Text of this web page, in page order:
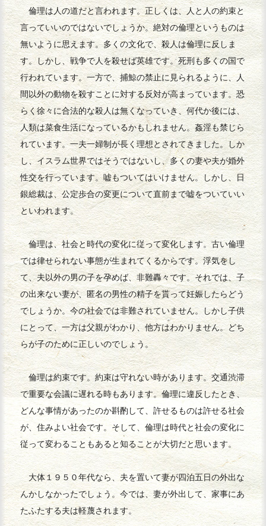
倫理は人の道だと言われます。正しくは、人と人の約束と
言っていいのではないでしょうか。絶対の倫理というものは
無いように思えます。多くの文化で、殺人は倫理に反しま
す。しかし、戦争で人を殺せば英雄です。死刑も多くの国で
行われています。一方で、捕鯨の禁止に見られるように、人
間以外の動物を殺すことに対する反対が高まっています。恐
らく徐々に合法的な殺人は無くなっていき、何代か後には、
人類は菜食生活になっているかもしれません。姦淫も禁じら
れています。一夫一婦制が長く理想とされてきました。しか
し、イスラム世界ではそうではないし、多くの妻や夫が婚外
性交を行っています。嘘もついてはいけません。しかし、日
銀総裁は、公定歩合の変更について直前まで嘘をついていい
といわれます。
倫理は、社会と時代の変化に従って変化します。古い倫理
では律せられない事態が生まれてくるからです。浮気をし
て、夫以外の男の子を孕めば、非難轟々です。それでは、子
の出来ない妻が、匿名の男性の精子を貰って妊娠したらどう
でしょうか。今の社会では非難されていません。しかし子供
にとって、一方は父親がわかり、他方はわかりません。どち
らが子のために正しいのでしょう。
倫理は約束です。約束は守れない時があります。交通渋滞
で重要な会議に遅れる時もあります。倫理に違反したとき、
どんな事情があったのか斟酌して、許せるものは許せる社会
が、住みよい社会です。そして、倫理は時代と社会の変化に
従って変わることもあると知ることが大切だと思います。
大体１９５０年代なら、夫を置いて妻が四泊五日の外出な
んかしなかったでしょう。今では、妻が外出して、家事にあ
たふたする夫は軽蔑されます。